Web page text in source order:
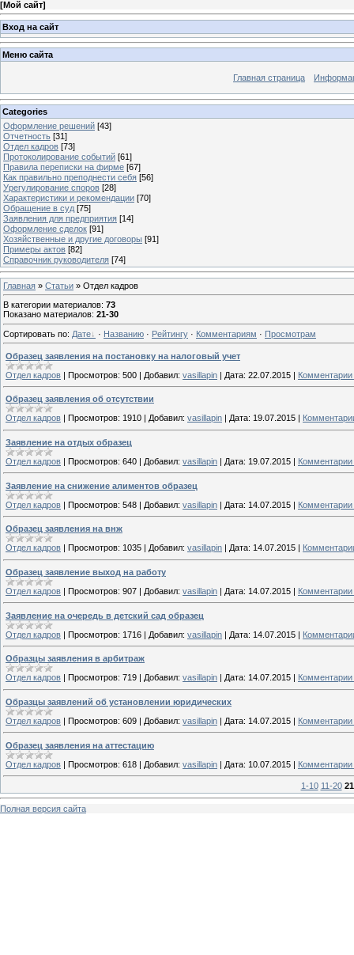
[Мой сайт]
Вход на сайт
Меню сайта
Главная страница
Categories
Оформление решений [43]
Отчетность [31]
Отдел кадров [73]
Протоколирование событий [61]
Правила переписки на фирме [67]
Как правильно преподнести себя [56]
Урегулирование споров [28]
Характеристики и рекомендации [70]
Обращение в суд [75]
Заявления для предприятия [14]
Оформление сделок [91]
Хозяйственные и другие договоры [91]
Примеры актов [82]
Справочник руководителя [74]
Главная » Статьи » Отдел кадров
В категории материалов: 73
Показано материалов: 21-30
Сортировать по: Дате · Названию · Рейтингу · Комментариям · Просмотрам
Образец заявления на постановку на налоговый учет
Отдел кадров | Просмотров: 500 | Добавил: vasillapin | Дата: 22.07.2015 |
Образец заявления об отсутствии
Отдел кадров
Просмотров: 1910 Добавил: vasillapin Дата: 19.07.2015
Заявление на отдых образец
Отдел кадров | Просмотров: 640 | Добавил: vasillapin | Дата: 19.07.2015 |
Заявление на снижение алиментов образец
Отдел кадров | Просмотров: 548 | Добавил: vasillapin | Дата: 14.07.2015 |
Образец заявления на внж
Отдел кадров
Просмотров: 1035 Добавил: vasillapin Дата: 14.07.2015
Образец заявление выход на работу
Отдел кадров | Просмотров: 907 | Добавил: vasillapin | Дата: 14.07.2015 |
Заявление на очередь в детский сад образец
Отдел кадров | Просмотров: 1716 | Добавил: vasillapin | Дата: 14.07.2015 |
Образцы заявления в арбитраж
Отдел кадров | Просмотров: 719 | Добавил: vasillapin | Дата: 14.07.2015 |
Образцы заявлений об установлении юридических
Отдел кадров | Просмотров: 609 | Добавил: vasillapin | Дата: 14.07.2015 |
Образец заявления на аттестацию
Отдел кадров | Просмотров: 618 | Добавил: vasillapin | Дата: 10.07.2015 |
1-10 11-20
Полная версия сайта